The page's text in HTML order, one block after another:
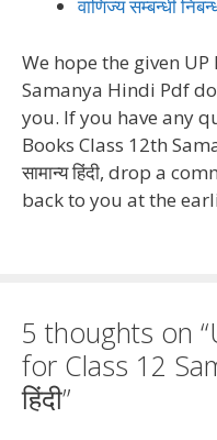
वाणिज्य सम्बन्धी
We hope the given
Samanya Hindi Pdf
you. If you have any
Books Class 12th
सामान्य हिंदी, drop a
back to you at the
5 thoughts on
for Class 12
हिंदी”